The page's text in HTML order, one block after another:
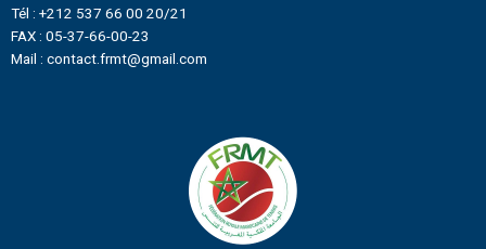
Tél : +212 537 66 00 20/21
FAX : 05-37-66-00-23
Mail : contact.frmt@gmail.com